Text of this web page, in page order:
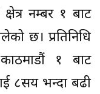
नम्बर १ बाट
छ। प्रतिनिधि
१ बाट
८सय भन्दा बढी